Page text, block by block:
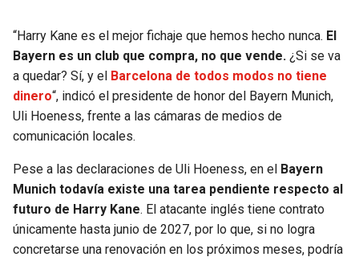
“Harry Kane es el mejor fichaje que hemos hecho nunca. El
Bayern es un club que compra, no que vende. ¿Si se va
a quedar? Sí, y el Barcelona de todos modos no tiene
dinero“, indicó el presidente de honor del Bayern Munich,
Uli Hoeness, frente a las cámaras de medios de
comunicación locales.
Pese a las declaraciones de Uli Hoeness, en el Bayern
Munich todavía existe una tarea pendiente respecto al
futuro de Harry Kane. El atacante inglés tiene contrato
únicamente hasta junio de 2027, por lo que, si no logra
concretarse una renovación en los próximos meses, podría